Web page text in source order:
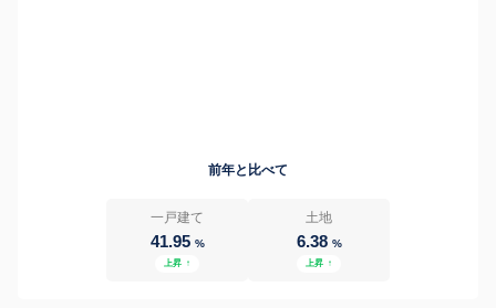
前年と比べて
一戸建て
41.95 %
上昇 ↑
土地
6.38 %
上昇 ↑